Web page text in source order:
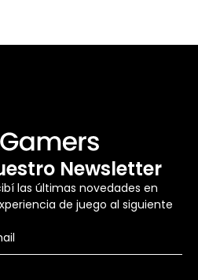
Newsletter
las últimas novedades en
de juego al siguiente